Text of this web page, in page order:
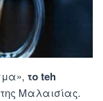
το teh
Μαλαισίας.